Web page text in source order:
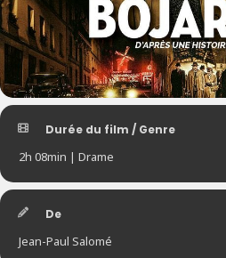
Durée du film / Genre
2h 08min | Drame
De
Jean-Paul Salomé